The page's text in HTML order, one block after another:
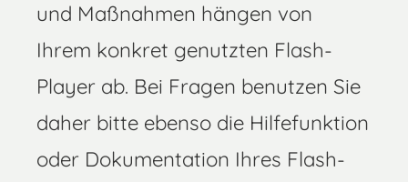
und Maßnahmen hängen von
Ihrem konkret genutzten Flash-
Player ab. Bei Fragen benutzen Sie
daher bitte ebenso die Hilfefunktion
oder Dokumentation Ihres Flash-